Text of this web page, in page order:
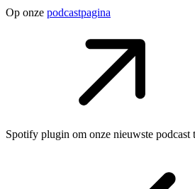
Op onze podcastpagina
Spotify plugin om onze nieuwste podcast